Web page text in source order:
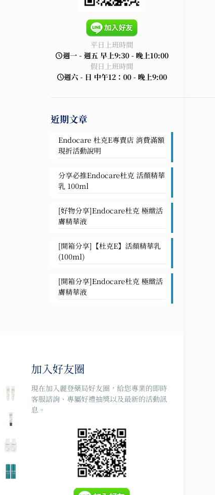
平日上班時間
週一 - 週五 早上9:30 - 晚上10:00
假日上班時間
週六 - 日 中午12：00 - 晚上9:00
近期文章
Endocare 杜克E專賣店 消費滿額
現折活動說明
分享必推Endocare杜克 活顏精華
乳 100ml
[好物分享]Endocare杜克 極緻活
膚精華液
[開箱分享]【杜克E】活顏精華乳
(100ml)
[開箱分享]Endocare杜克 極緻活
膚精華液
加入好友圈
現在加入麗登藥局好友圈，給您專業的即時
客服諮詢、專屬好禮抽獎以及最新的活動訊
息。